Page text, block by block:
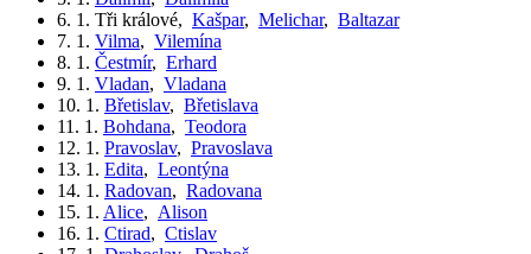
6. 1. Tři králové, Kašpar, Melichar, Baltazar
7. 1. Vilma, Vilemína
8. 1. Čestmír, Erhard
9. 1. Vladan, Vladana
10. 1. Břetislav, Břetislava
11. 1. Bohdana, Teodora
12. 1. Pravoslav, Pravoslava
13. 1. Edita, Leontýna
14. 1. Radovan, Radovana
15. 1. Alice, Alison
16. 1. Ctirad, Ctislav